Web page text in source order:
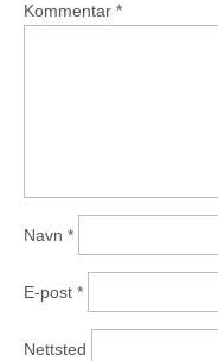
Kommentar *
Navn *
E-post *
Nettsted